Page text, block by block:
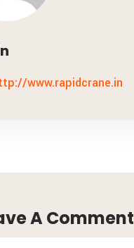
www.rapidcrane.in
A Comment